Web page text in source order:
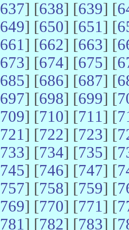
637] [638] [639] [
649] [650] [651] [
661] [662] [663] [
673] [674] [675] [
685] [686] [687] [
697] [698] [699] [
709] [710] [711] [
721] [722] [723] [
733] [734] [735] [
745] [746] [747] [
757] [758] [759] [
769] [770] [771] [
781] [782] [783] [